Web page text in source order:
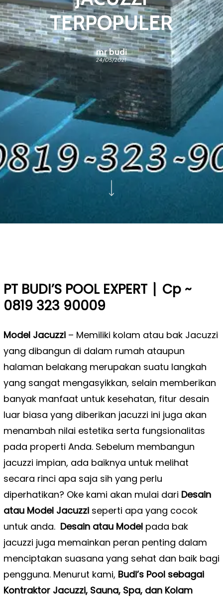
TERPOPULER
mr budi
24/05/2021
PT BUDI’S POOL EXPERT| Cp ~
0819 323 90009
Model Jacuzzi– Memiliki kolam atau bak Jacuzzi
yang dibangun di dalam rumah ataupun
halaman belakang merupakan suatu langkah
yang sangat mengasyikkan, selain memberikan
banyak manfaat untuk kesehatan, fitur desain
luar biasa yang diberikan jacuzzi ini juga akan
menambah nilai estetika serta fungsionalitas
pada properti Anda. Sebelum membangun
jacuzzi impian, ada baiknya untuk melihat
secara rinci apa saja sih yang perlu
diperhatikan? Oke kami akan mulai dari Desain
atau Model Jacuzziseperti apa yang cocok
untuk anda. Desain atau Model pada bak
jacuzzi juga memainkan peran penting dalam
menciptakan suasana yang sehat dan baik bagi
pengguna. Menurut kami, Budi’s Pool sebagai
Kontraktor Jacuzzi, Sauna, Spa, dan Kolam